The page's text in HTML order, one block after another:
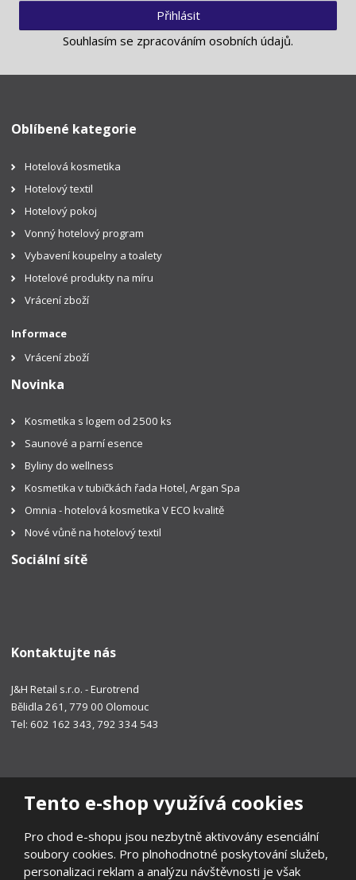
Tento e-shop využívá cookies
Pro chod e-shopu jsou nezbytně aktivovány esenciální
soubory cookies. Pro plnohodnotné poskytování služeb,
personalizaci reklam a analýzu návštěvnosti je však
Přihlásit
Souhlasím se zpracováním osobních údajů.
Oblíbené kategorie
Hotelová kosmetika
Hotelový textil
Hotelový pokoj
Vonný hotelový program
Vybavení koupelny a toalety
Hotelové produkty na míru
Vrácení zboží
Informace
Vrácení zboží
Novinka
Kosmetika s logem od 2500 ks
Saunové a parní esence
Byliny do wellness
Kosmetika v tubičkách řada Hotel, Argan Spa
Omnia - hotelová kosmetika V ECO kvalitě
Nové vůně na hotelový textil
Sociální sítě
Kontaktujte nás
J&H Retail s.r.o. - Eurotrend
Bělidla 261, 779 00 Olomouc
Tel: 602 162 343, 792 334 543